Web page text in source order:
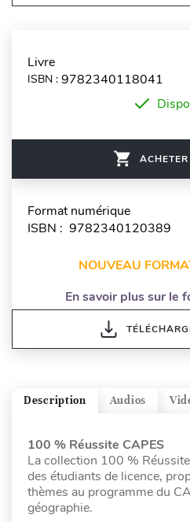
Livre
ISBN : 9782340118041
Format numérique
ISBN : 9782340120389
NOUVEAU
En savoir plus sur le
Audios
Description
100 % Réussite CAPES
La collection 100 %
des étudiants de licence,
thèmes au programme du
géographie.